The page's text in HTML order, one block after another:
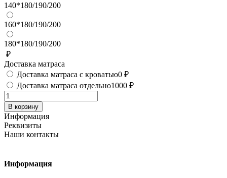
140*180/190/200
160*180/190/200
180*180/190/200
₽
Доставка матраса
Доставка матраса с кроватью0 ₽
Доставка матраса отдельно1000 ₽
Количество
В корзину
Информация
Реквизиты
Наши контакты
Информация